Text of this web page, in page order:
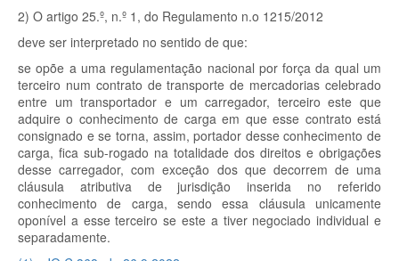
2) O artigo 25.º, n.º 1, do Regulamento n.o 1215/2012
deve ser interpretado no sentido de que:
se opõe a uma regulamentação nacional por força da qual um
terceiro num contrato de transporte de mercadorias celebrado
entre um transportador e um carregador, terceiro este que
adquire o conhecimento de carga em que esse contrato está
consignado e se torna, assim, portador desse conhecimento de
carga, fica sub-rogado na totalidade dos direitos e obrigações
desse carregador, com exceção dos que decorrem de uma
cláusula atributiva de jurisdição inserida no referido
conhecimento de carga, sendo essa cláusula unicamente
oponível a esse terceiro se este a tiver negociado individual e
separadamente.